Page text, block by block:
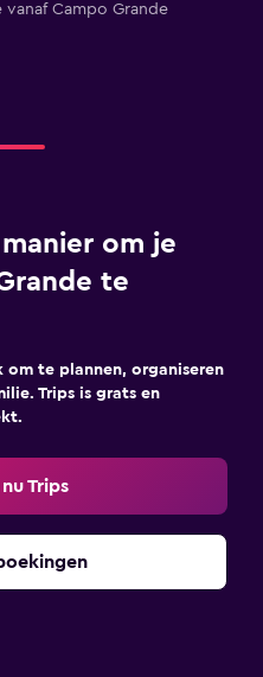
vanaf Campo Grande
om je
te
om te plannen, organiseren
Trips is grats en
Trips